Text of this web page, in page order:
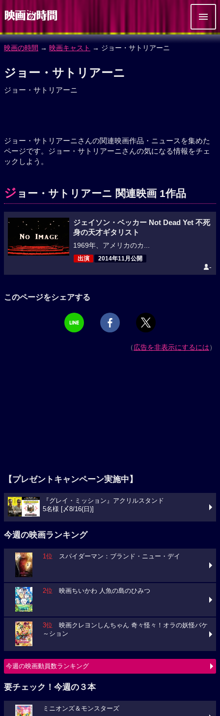
映画の時間 → 映画キャスト → ジョー・サトリアーニ
ジョー・サトリアーニ
ジョー・サトリアーニ
ジョー・サトリアーニさんの関連映画作品・ニュースを集めた
ページです。ジョー・サトリアーニさんの気になる情報をチェ
ックしよう。
ジ ョー・サトリアーニ 関連映画 1作品
ジェイソン・ベッカー Not Dead Yet 不死
身の天才ギタリスト
1969年、アメリカのカ...
出演 2014年11月公開
-
このページをシェアする
（広告を非表示にするには）
【プレゼントキャンペーン実施中】
『グレイ・ミッション』アクリルスタンド
5名様 [〆8/16(日)]
今週の映画ランキング
1位 スパイダーマン：ブランド・ニュー・デイ
2位 映画ちいかわ 人魚の島のひみつ
3位 映画クレヨンしんちゃん 奇々怪々！オラの妖怪バケ
～ション
今週の映画動員数ランキング
要チェック！今週の３本
ミニオンズ＆モンスターズ